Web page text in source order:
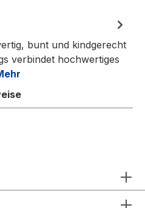
bunt und kindgerecht
verbindet hochwertiges